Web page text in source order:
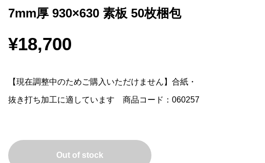
7mm厚 930×630 素板 50枚梱包
¥18,700
【現在調整中のためご購入いただけません】合紙・
抜き打ち加工に適しています 商品コード：060257
Out of stock